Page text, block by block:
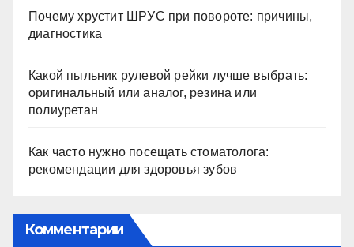
Почему хрустит ШРУС при повороте: причины,
диагностика
Какой пыльник рулевой рейки лучше выбрать:
оригинальный или аналог, резина или
полиуретан
Как часто нужно посещать стоматолога:
рекомендации для здоровья зубов
Комментарии